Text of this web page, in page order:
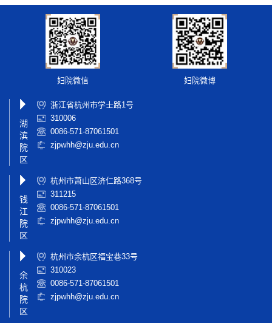
妇院微信 妇院微博
湖
滨
院
区
浙江省杭州市学士路1号
310006
0086-571-87061501
zjpwhh@zju.edu.cn
钱
江
院
区
杭州市萧山区济仁路368号
311215
0086-571-87061501
zjpwhh@zju.edu.cn
余
杭
院
区
杭州市余杭区福宝巷33号
310023
0086-571-87061501
zjpwhh@zju.edu.cn